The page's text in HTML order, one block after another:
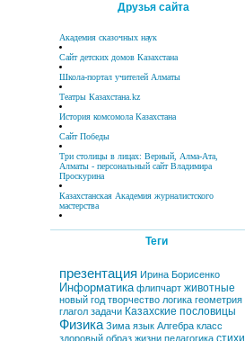
Друзья сайта
Академия сказочных наук
Сайт детских домов Казахстана
Школа-портал учителей Алматы
Театры Казахстана.kz
История комсомола Казахстана
Сайт Победы
Три столицы в лицах: Верный, Алма-Ата,
Алматы - персональный сайт Владимира
Проскурина
Казахстанская Академия журналистского
мастерства
Теги
презентация Ирина Борисенко
Информатика флипчарт животные
новый год творчество логика геометрия
глагол задачи Казахские пословицы
Физика Зима язык Алгебра класс
здоровый образ жизни педагогика стихи